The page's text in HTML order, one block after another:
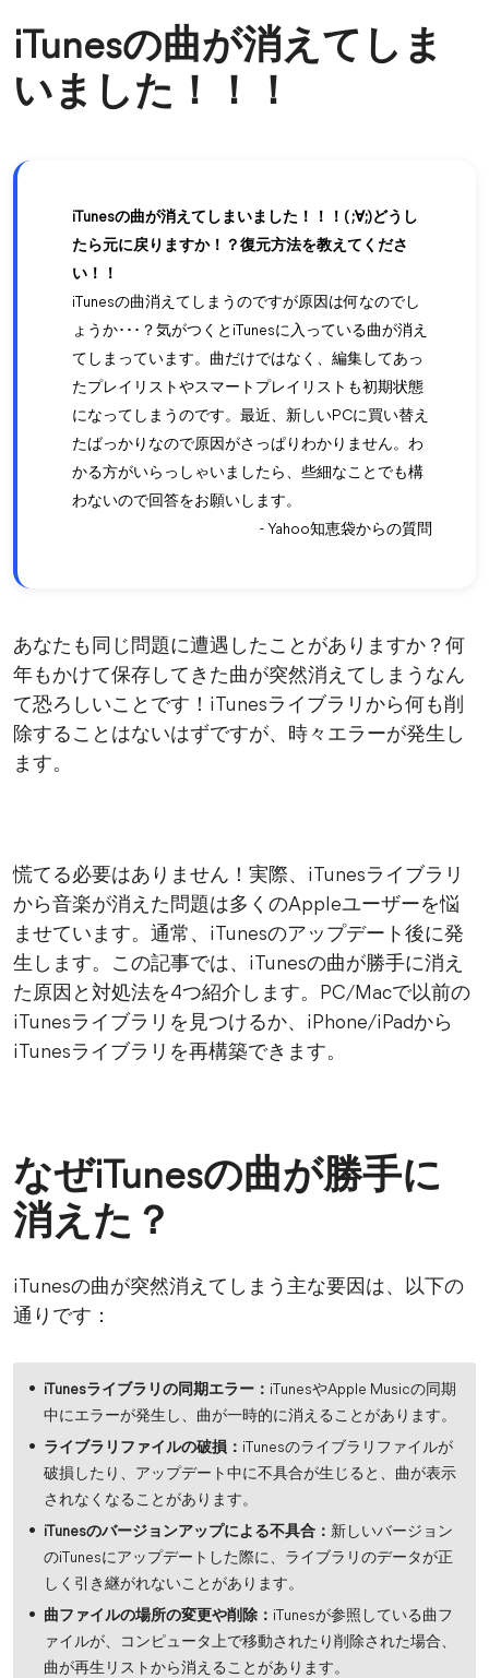
iTunesの曲が消えてしま
いました！！！
iTunesの曲が消えてしまいました！！！( ;∀;)どうし
たら元に戻りますか！？復元方法を教えてくださ
い！！
iTunesの曲消えてしまうのですが原因は何なのでし
ょうか･･･？気がつくとiTunesに入っている曲が消え
てしまっています。曲だけではなく、編集してあっ
たプレイリストやスマートプレイリストも初期状態
になってしまうのです。最近、新しいPCに買い替え
たばっかりなので原因がさっぱりわかりません。わ
かる方がいらっしゃいましたら、些細なことでも構
わないので回答をお願いします。
- Yahoo知恵袋からの質問
あなたも同じ問題に遭遇したことがありますか？何
年もかけて保存してきた曲が突然消えてしまうなん
て恐ろしいことです！iTunesライブラリから何も削
除することはないはずですが、時々エラーが発生し
ます。
慌てる必要はありません！実際、iTunesライブラリ
から音楽が消えた問題は多くのAppleユーザーを悩
ませています。通常、iTunesのアップデート後に発
生します。この記事では、iTunesの曲が勝手に消え
た原因と対処法を4つ紹介します。PC/Macで以前の
iTunesライブラリを見つけるか、iPhone/iPadから
iTunesライブラリを再構築できます。
なぜiTunesの曲が勝手に
消えた？
iTunesの曲が突然消えてしまう主な要因は、以下の
通りです：
iTunesライブラリの同期エラー： iTunesやApple Musicの同期
中にエラーが発生し、曲が一時的に消えることがあります。
ライブラリファイルの破損： iTunesのライブラリファイルが
破損したり、アップデート中に不具合が生じると、曲が表示
されなくなることがあります。
iTunesのバージョンアップによる不具合： 新しいバージョン
のiTunesにアップデートした際に、ライブラリのデータが正
しく引き継がれないことがあります。
曲ファイルの場所の変更や削除： iTunesが参照している曲フ
ァイルが、コンピュータ上で移動されたり削除された場合、
曲が再生リストから消えることがあります。